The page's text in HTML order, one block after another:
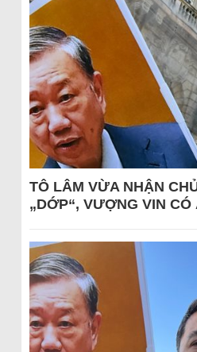
TÔ LÂM VỪA NHẬN
„DỚP“, VƯỢNG VIN